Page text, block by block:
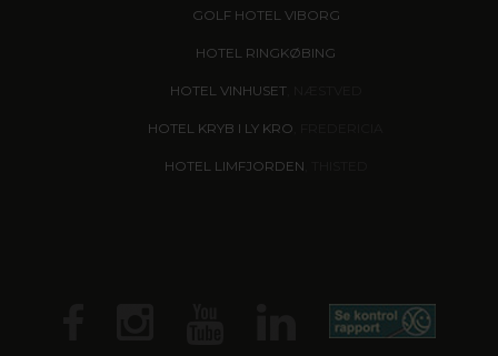
GOLF HOTEL VIBORG
HOTEL RINGKØBING
HOTEL VINHUSET, NÆSTVED
HOTEL KRYB I LY KRO
HOTEL LIMFJORDEN